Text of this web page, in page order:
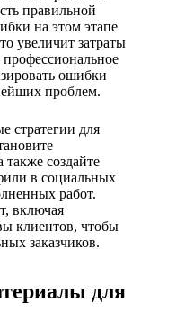
правильной
на этом этапе
увеличит затраты
ошибки
проблем.
стратегии для
создайте
в социальных
работ.
включая
клиентов, чтобы
заказчиков.
для